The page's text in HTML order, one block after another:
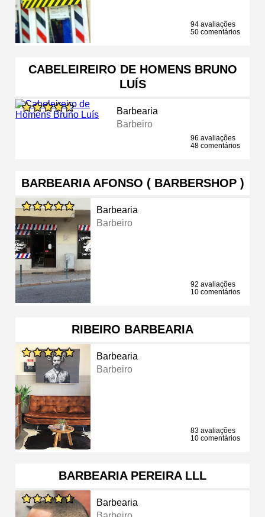
94 avaliações
50 comentários
CABELEIREIRO DE HOMENS BRUNO
LUÍS
Barbearia
Barbeiro
96 avaliações
48 comentários
BARBEARIA AFONSO ( BARBERSHOP )
Barbearia
Barbeiro
92 avaliações
10 comentários
RIBEIRO BARBEARIA
Barbearia
Barbeiro
83 avaliações
10 comentários
BARBEARIA PEREIRA LLL
Barbearia